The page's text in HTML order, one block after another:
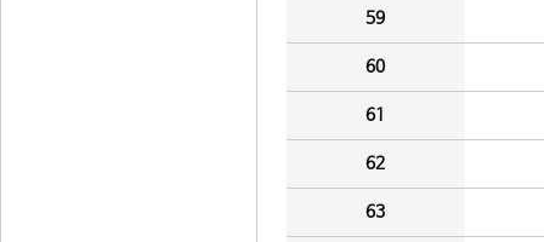
59
60
61
62
63